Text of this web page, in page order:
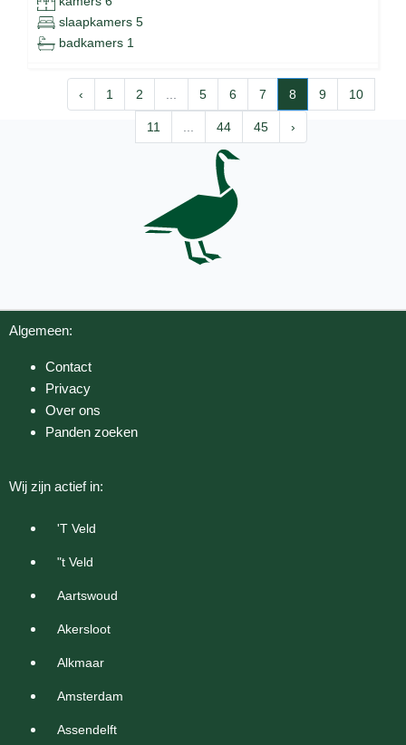
slaapkamers 5
badkamers 1
‹ 1 2 5 6 7 8 9 10
11 44 45 ›
Algemeen:
Contact
Privacy
Over ons
Panden zoeken
Wij zijn actief in:
'T Veld
"t Veld
Aartswoud
Akersloot
Alkmaar
Amsterdam
Assendelft